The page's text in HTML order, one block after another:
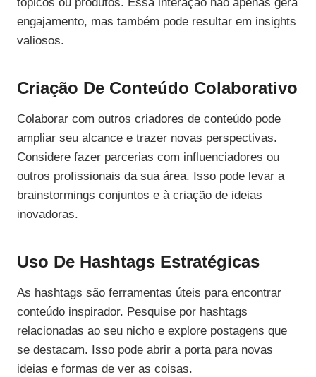
engajamento, mas também pode resultar em insights
valiosos.
Criação De Conteúdo Colaborativo
Colaborar com outros criadores de conteúdo pode
ampliar seu alcance e trazer novas perspectivas.
Considere fazer parcerias com influenciadores ou
outros profissionais da sua área. Isso pode levar a
brainstormings conjuntos e à criação de ideias
inovadoras.
Uso De Hashtags Estratégicas
As hashtags são ferramentas úteis para encontrar
conteúdo inspirador. Pesquise por hashtags
relacionadas ao seu nicho e explore postagens que
se destacam. Isso pode abrir a porta para novas
ideias e formas de ver as coisas.